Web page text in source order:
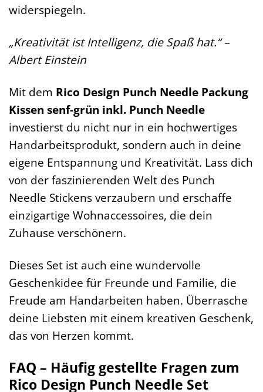
widerspiegeln.
„Kreativität ist Intelligenz, die Spaß hat.“ –
Albert Einstein
Mit dem Rico Design Punch Needle Packung
Kissen senf-grün inkl. Punch Needle
investierst du nicht nur in ein hochwertiges
Handarbeitsprodukt, sondern auch in deine
eigene Entspannung und Kreativität. Lass dich
von der faszinierenden Welt des Punch
Needle Stickens verzaubern und erschaffe
einzigartige Wohnaccessoires, die dein
Zuhause verschönern.
Dieses Set ist auch eine wundervolle
Geschenkidee für Freunde und Familie, die
Freude am Handarbeiten haben. Überrasche
deine Liebsten mit einem kreativen Geschenk,
das von Herzen kommt.
FAQ – Häufig gestellte Fragen zum
Rico Design Punch Needle Set